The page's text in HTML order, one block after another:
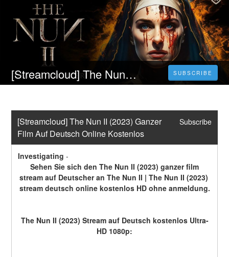
[Streamcloud] The Nun II (2023) Ganzer Film Auf Deutsch Online Kostenlos SUBSCRIBE
[Streamcloud] The Nun II (2023) Ganzer
Film Auf Deutsch Online Kostenlos
Subscribe
Investigating -
Sehen Sie sich den The Nun II (2023) ganzer film
stream auf Deutscher an The Nun II | The Nun II (2023)
stream deutsch online kostenlos HD ohne anmeldung.
The Nun II (2023) Stream auf Deutsch kostenlos Ultra-
HD 1080p: